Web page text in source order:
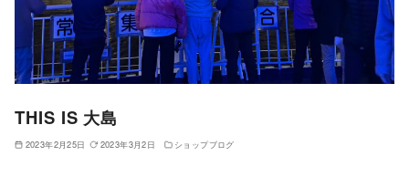
THIS IS 大島
2023年2月25日 2023年3月2日 ショップブログ